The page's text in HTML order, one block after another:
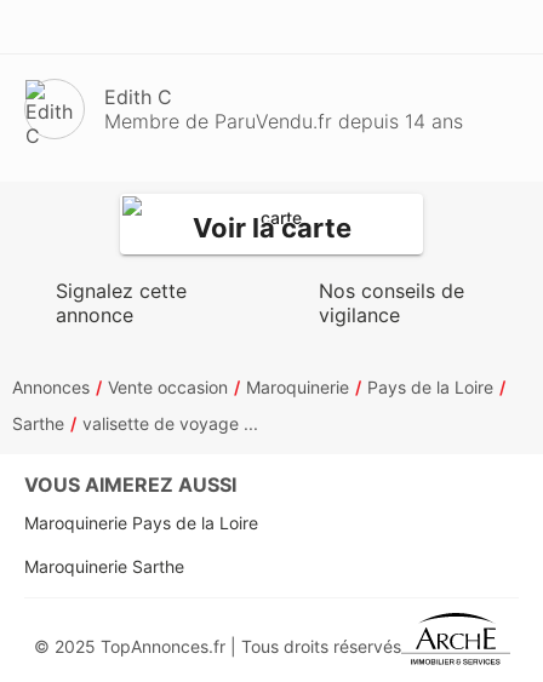
Edith C
Membre de ParuVendu.fr depuis 14 ans
Voir la carte
Signalez cette
annonce
Nos conseils de
vigilance
Annonces Vente occasion Maroquinerie
Pays de la Loire
Sarthe
valisette de voyage ...
VOUS AIMEREZ AUSSI
Maroquinerie Pays de la Loire
Maroquinerie Sarthe
© 2025 TopAnnonces.fr | Tous droits réservés